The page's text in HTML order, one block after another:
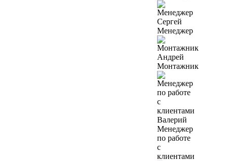
Сергей
Менеджер
Андрей
Монтажник
Валерий
Менеджер
по работе
с
клиентами